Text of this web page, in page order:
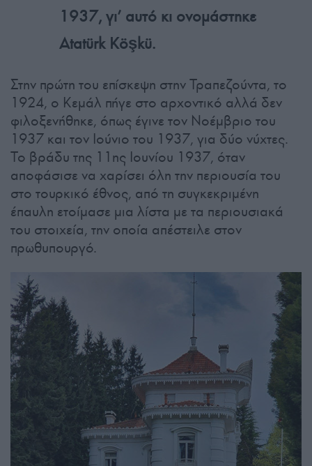
1937, γι’ αυτό κι ονομάστηκε
Atatürk Köşkü.
Στην πρώτη του επίσκεψη στην Τραπεζούντα, το
1924, ο Κεμάλ πήγε στο αρχοντικό αλλά δεν
φιλοξενήθηκε, όπως έγινε τον Νοέμβριο του
1937 και τον Ιούνιο του 1937, για δύο νύχτες.
Το βράδυ της 11ης Ιουνίου 1937, όταν
αποφάσισε να χαρίσει όλη την περιουσία του
στο τουρκικό έθνος, από τη συγκεκριμένη
έπαυλη ετοίμασε μια λίστα με τα περιουσιακά
του στοιχεία, την οποία απέστειλε στον
πρωθυπουργό.